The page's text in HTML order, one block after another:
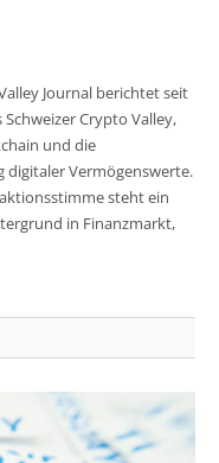
Journal berichtet seit
Schweizer Crypto Valley,
und die
digitaler Vermögenswerte.
steht ein
in Finanzmarkt,